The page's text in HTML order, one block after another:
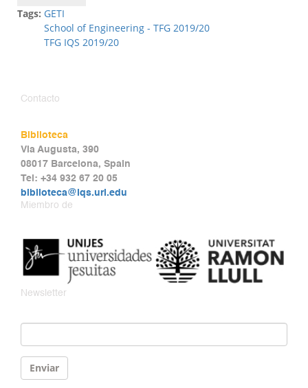
Tags: GETI
School of Engineering - TFG 2019/20
TFG IQS 2019/20
Contacto
Biblioteca
Via Augusta, 390
08017 Barcelona, Spain
Tel: +34 932 67 20 05
biblioteca@iqs.url.edu
Miembro de
Newsletter
Enviar